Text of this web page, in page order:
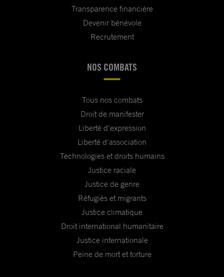
Transparence financière
Devenir bénévole
Recrutement
NOS COMBATS
Tous nos combats
Droit de manifester
Liberté d'expression
Liberté d'association
Technologies et droits humains
Justice raciale
Justice de genre
Réfugiés et migrants
Justice climatique
Droit international humanitaire
Justice internationale
Peine de mort et torture